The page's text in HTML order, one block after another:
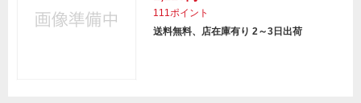
111ポイント
送料無料、店在庫有り 2～3日出荷